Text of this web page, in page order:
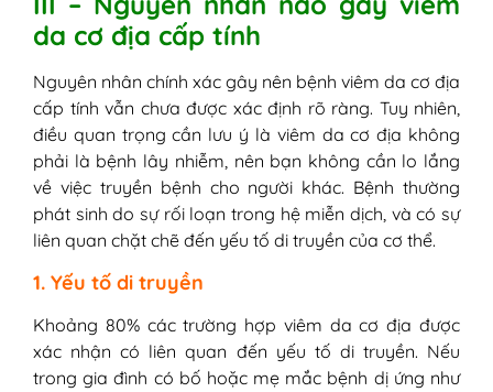
da cơ địa cấp tính
Nguyên nhân chính xác gây nên bệnh viêm da cơ địa
cấp tính vẫn chưa được xác định rõ ràng. Tuy nhiên,
điều quan trọng cần lưu ý là viêm da cơ địa không
phải là bệnh lây nhiễm, nên bạn không cần lo lắng
về việc truyền bệnh cho người khác. Bệnh thường
phát sinh do sự rối loạn trong hệ miễn dịch, và có sự
liên quan chặt chẽ đến yếu tố di truyền của cơ thể.
1. Yếu tố di truyền
Khoảng 80% các trường hợp viêm da cơ địa được
xác nhận có liên quan đến yếu tố di truyền. Nếu
trong gia đình có bố hoặc mẹ mắc bệnh dị ứng như